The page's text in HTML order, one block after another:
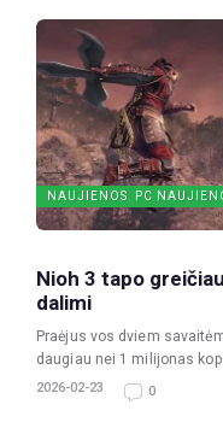
NAUJIENOS PC
Nioh 3 tapo
dalimi
Praėjus vos dviem
daugiau nei 1 milijonas
2026-02-23 0